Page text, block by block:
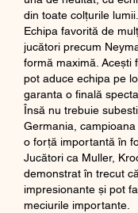
din toate colțurile lumii.
Echipa favorită de
jucători precum
formă maximă. Acești
pot aduce echipa pe
garanta o finală
Însă nu trebuie
Germania,
o forță importantă în
Jucători ca Muller,
demonstrat în trecut
impresionante și pot
meciurile importante.